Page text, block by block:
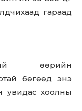
гараад
өөрийн
бөгөөд энэ
увидас хоолны